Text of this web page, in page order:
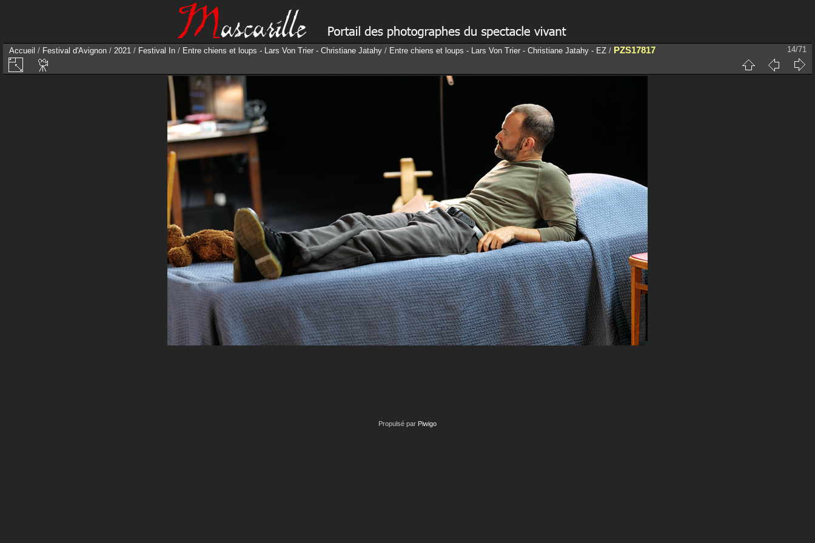
Accueil / Festival d'Avignon / 2021 / Festival In / Entre chiens et loups - Lars Von Trier - Christiane Jatahy / Entre chiens et loups - Lars Von Trier - Christiane Jatahy - EZ / PZS17817 14/71
Propulsé par Piwigo